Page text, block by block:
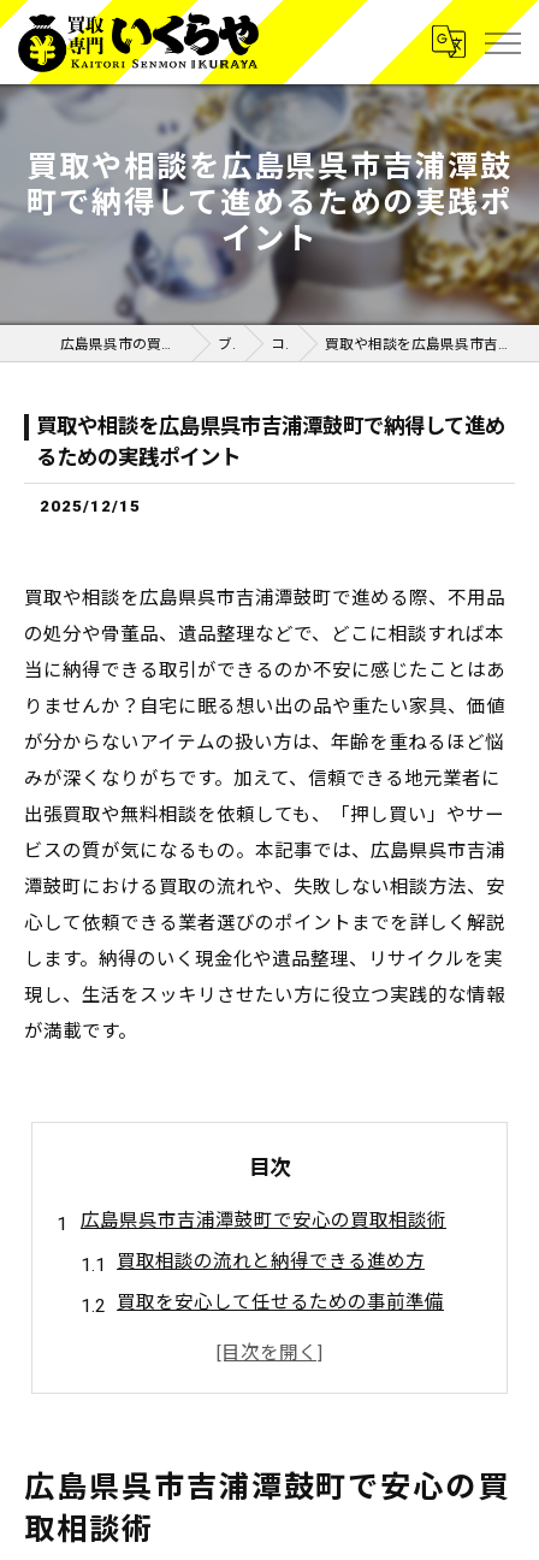
買取や相談を広島県呉市吉浦潭鼓
町で納得して進めるための実践ポ
イント
広島県呉市の買取なら買取専門いくらや呉広店 ブログ コラム 買取や相談を広島県呉市吉浦潭鼓町で納得して進めるための実践ポイント
買取や相談を広島県呉市吉浦潭鼓町で納得して進め
るための実践ポイント
2025/12/15
買取や相談を広島県呉市吉浦潭鼓町で進める際、不用品
の処分や骨董品、遺品整理などで、どこに相談すれば本
当に納得できる取引ができるのか不安に感じたことはあ
りませんか？自宅に眠る想い出の品や重たい家具、価値
が分からないアイテムの扱い方は、年齢を重ねるほど悩
みが深くなりがちです。加えて、信頼できる地元業者に
出張買取や無料相談を依頼しても、「押し買い」やサー
ビスの質が気になるもの。本記事では、広島県呉市吉浦
潭鼓町における買取の流れや、失敗しない相談方法、安
心して依頼できる業者選びのポイントまでを詳しく解説
します。納得のいく現金化や遺品整理、リサイクルを実
現し、生活をスッキリさせたい方に役立つ実践的な情報
が満載です。
目次
広島県呉市吉浦潭鼓町で安心の買取相談術
買取相談の流れと納得できる進め方
買取を安心して任せるための事前準備
地元密着型買取相談のメリットとは
価値ある不用品を賢く現金化する方法
不用品買取で現金化を実現するコツ
買取査定を高めるための準備ポイント
広島県呉市吉浦潭鼓町で安心の買
取相談術